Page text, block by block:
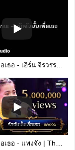
รักฉันนั้นเพื่อเธอ - เอิร์น จิรวรรณ : )audio(
รักฉันนั้นเพื่อเธอ - แพงจัง | The Golden Song เวทีเพลงเพราะ Season2 EP.11 | one31